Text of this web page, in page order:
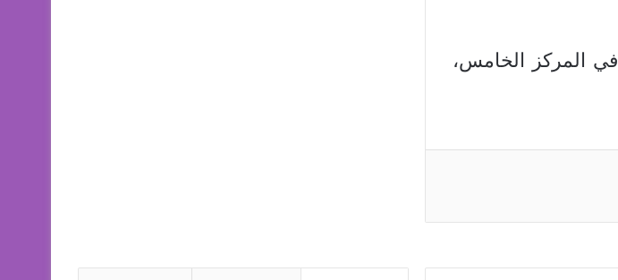
بهذه النتيجة يرتفع رصيد روسيا البيضاء إلى النقطة رقم 2 في المركز الخامس،